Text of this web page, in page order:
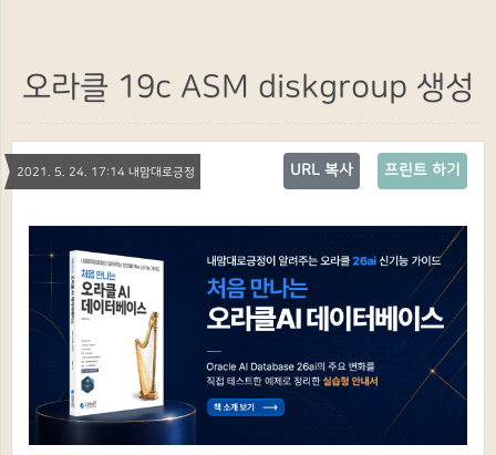
오라클 19c ASM diskgroup 생성
2021. 5. 24. 17:14 내맘대로긍정 프린트 하기
URL 복사